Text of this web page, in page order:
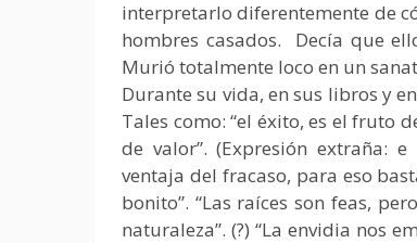
interpretarlo diferentemente de
hombres casados. Decía que
Murió totalmente loco en un
Durante su vida, en sus libros y
Tales como: “el éxito, es el fruto
de valor”. (Expresión extraña:
ventaja del fracaso, para eso
bonito”. “Las raíces son feas,
naturaleza”. (?) “La envidia nos